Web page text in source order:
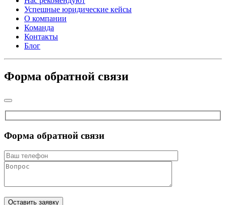
Успешные юридические кейсы
О компании
Команда
Контакты
Блог
Форма обратной связи
Форма обратной связи